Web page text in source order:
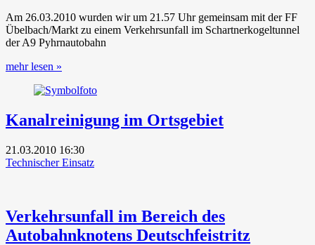
Am 26.03.2010 wurden wir um 21.57 Uhr gemeinsam mit der FF
Übelbach/Markt zu einem Verkehrsunfall im Schartnerkogeltunnel
der A9 Pyhrnautobahn
mehr lesen »
Kanalreinigung im Ortsgebiet
21.03.2010 16:30
Technischer Einsatz
Verkehrsunfall im Bereich des
Autobahnknotens Deutschfeistritz